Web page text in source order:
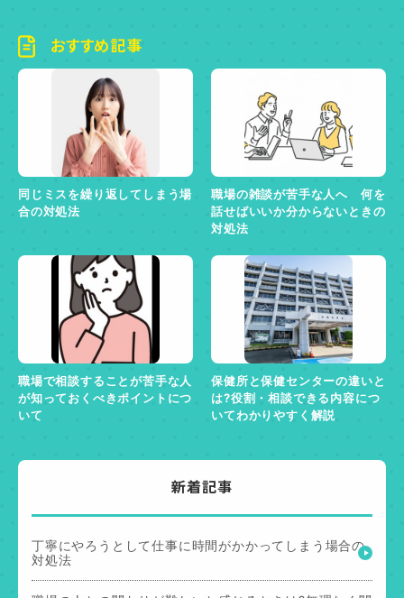
おすすめ記事
同じミスを繰り返してしまう場
合の対処法
職場の雑談が苦手な人へ 何を
話せばいいか分からないときの
対処法
職場で相談することが苦手な人
が知っておくべきポイントにつ
いて
保健所と保健センターの違いと
は?役割・相談できる内容につ
いてわかりやすく解説
新着記事
丁寧にやろうとして仕事に時間がかかってしまう場合の
対処法